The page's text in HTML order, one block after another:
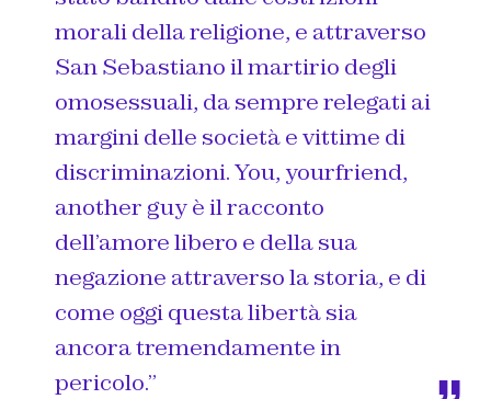
morali della religione, e attraverso
San Sebastiano il martirio degli
omosessuali, da sempre relegati ai
margini delle società e vittime di
discriminazioni. You, yourfriend,
another guy è il racconto
dell’amore libero e della sua
negazione attraverso la storia, e di
come oggi questa libertà sia
ancora tremendamente in
pericolo.”